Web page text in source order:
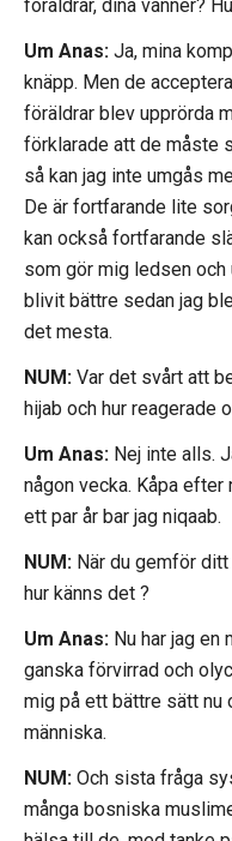
föräldrar, dina vänner?
Um Anas: Ja, mina
knäpp. Men de
föräldrar blev upprörda
förklarade att de måste
så kan jag inte umgås
De är fortfarande lite
kan också fortfarande
som gör mig ledsen
blivit bättre sedan jag
det mesta.
NUM:Var det svårt att
hijab och hur reagerade
Um Anas:Nej inte alls.
någon vecka. Kåpa efter
ett par år bar jag niqaab.
NUM:När du gemför ditt
hur känns det ?
Um Anas:Nu har jag en
ganska förvirrad och
mig på ett bättre sätt nu
människa.
NUM:Och sista fråga
många bosniska